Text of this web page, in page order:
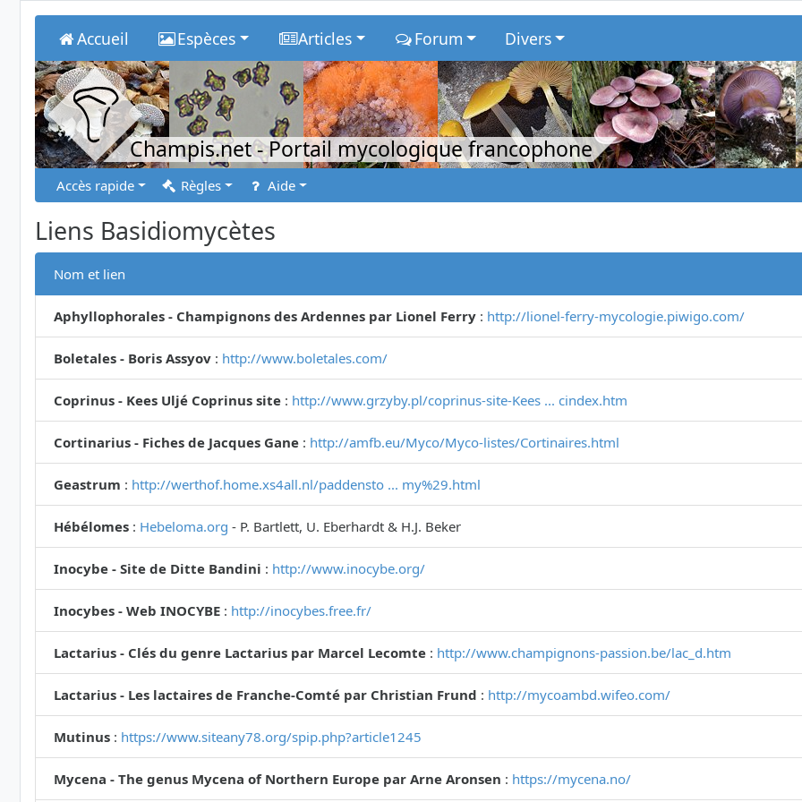
Accueil Espèces Articles Forum Divers
Champis.net- Portail mycologique francophone
Accès rapide Règles Aide
Liens Basidiomycètes
Nom et lien
Aphyllophorales - Champignons des Ardennes par Lionel Ferry : http://lionel-ferry-mycologie.piwigo.com/
Boletales - Boris Assyov : http://www.boletales.com/
Coprinus - Kees Uljé Coprinus site : http://www.grzyby.pl/coprinus-site-Kees ... cindex.htm
Cortinarius - Fiches de Jacques Gane : http://amfb.eu/Myco/Myco-listes/Cortinaires.html
Geastrum : http://werthof.home.xs4all.nl/paddensto ... my%29.html
Hébélomes : Hebeloma.org - P. Bartlett, U. Eberhardt & H.J. Beker
Inocybe - Site de Ditte Bandini : http://www.inocybe.org/
Inocybes - Web INOCYBE : http://inocybes.free.fr/
Lactarius - Clés du genre Lactarius par Marcel Lecomte : http://www.champignons-passion.be/lac_d.htm
Lactarius - Les lactaires de Franche-Comté par Christian Frund : http://mycoambd.wifeo.com/
Mutinus : https://www.siteany78.org/spip.php?article1245
Mycena - The genus Mycena of Northern Europe par Arne Aronsen : https://mycena.no/